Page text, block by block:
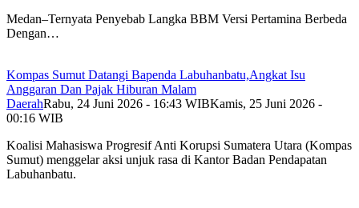
Medan–Ternyata Penyebab Langka BBM Versi Pertamina Berbeda
Dengan…
Kompas Sumut Datangi Bapenda Labuhanbatu,Angkat Isu
Anggaran Dan Pajak Hiburan Malam
DaerahRabu, 24 Juni 2026 - 16:43 WIBKamis, 25 Juni 2026 -
00:16 WIB
Koalisi Mahasiswa Progresif Anti Korupsi Sumatera Utara (Kompas
Sumut) menggelar aksi unjuk rasa di Kantor Badan Pendapatan
Labuhanbatu.